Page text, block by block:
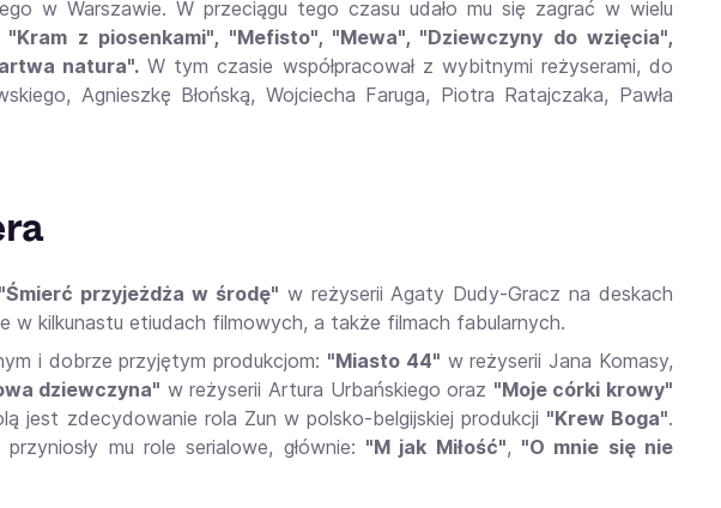
w Warszawie. W przeciągu tego czasu udało mu się zagrać w wielu
"Kram z piosenkami", "Mefisto", "Mewa", "Dziewczyny do wzięcia",
natura". W tym czasie współpracował z wybitnymi reżyserami, do
Agnieszkę Błońską, Wojciecha Faruga, Piotra Ratajczaka, Pawła
"Śmierć przyjeżdża w środę" w reżyserii Agaty Dudy-Gracz na deskach
w kilkunastu etiudach filmowych, a także filmach fabularnych.
i dobrze przyjętym produkcjom: "Miasto 44" w reżyserii Jana Komasy,
dziewczyna" w reżyserii Artura Urbańskiego oraz "Moje córki krowy"
jest zdecydowanie rola Zun w polsko-belgijskiej produkcji "Krew Boga".
mu role serialowe, głównie: "M jak Miłość", "O mnie się nie